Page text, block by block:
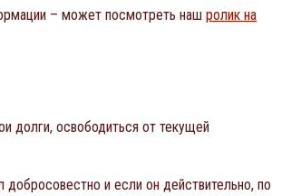
– может посмотреть наш ролик на
долги, освободиться от текущей
и если он действительно, по